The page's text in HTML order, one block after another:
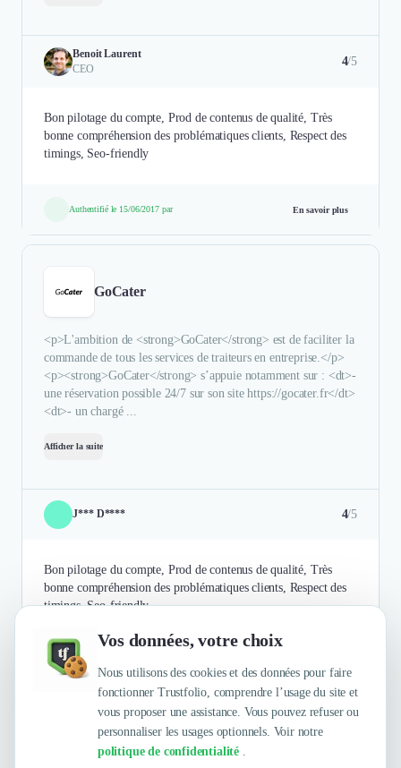
Vos données, votre choix
Nous utilisons des cookies et des données pour faire
fonctionner Trustfolio, comprendre l’usage du site et
vous proposer une assistance. Vous pouvez refuser ou
personnaliser les usages optionnels. Voir notre
politique de confidentialité .
Benoit Laurent
CEO
4/5
Bon pilotage du compte, Prod de contenus de qualité, Très
bonne compréhension des problématiques clients, Respect des
timings, Seo-friendly
Authentifié le 15/06/2017 par En savoir plus
GoCater
<p>L'ambition de <strong>GoCater</strong> est de faciliter la
commande de tous les services de traiteurs en entreprise.</p>
<p><strong>GoCater</strong> s’appuie notamment sur : <dt>-
une réservation possible 24/7 sur son site https://gocater.fr</dt>
<dt>- un chargé ...
Afficher la suite
J*** D**** 4/5
Bon pilotage du compte, Prod de contenus de qualité, Très
bonne compréhension des problématiques clients, Respect des
timings, Seo-friendly
Authentifié le 15/06/2017 par